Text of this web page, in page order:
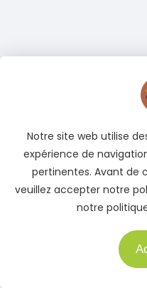
Notre site web utilise
expérience de
pertinentes. Avant de
veuillez accepter notre
notre